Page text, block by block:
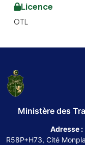
Licence
OTL
Ministère des
Adresse :
R58P+H73, Cité